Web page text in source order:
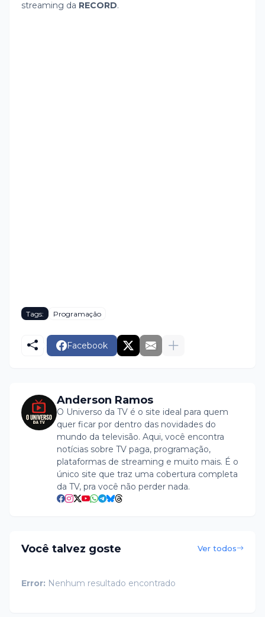
streaming da RECORD.
Tags: Programação
Facebook
Anderson Ramos
O Universo da TV é o site ideal para quem
quer ficar por dentro das novidades do
mundo da televisão. Aqui, você encontra
notícias sobre TV paga, programação,
plataformas de streaming e muito mais. É o
único site que traz uma cobertura completa
da TV, pra você não perder nada.
Você talvez goste Ver todos
Error: Nenhum resultado encontrado